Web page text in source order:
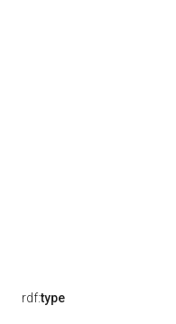
rdf:type